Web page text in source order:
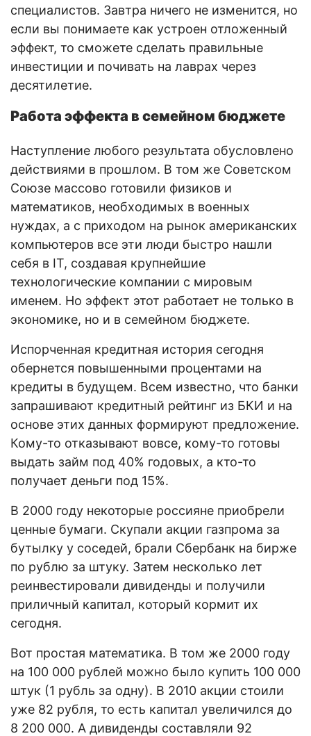
специалистов. Завтра ничего не изменится, но
если вы понимаете как устроен отложенный
эффект, то сможете сделать правильные
инвестиции и почивать на лаврах через
десятилетие.
Работа эффекта в семейном бюджете
Наступление любого результата обусловлено
действиями в прошлом. В том же Советском
Союзе массово готовили физиков и
математиков, необходимых в военных
нуждах, а с приходом на рынок американских
компьютеров все эти люди быстро нашли
себя в IT, создавая крупнейшие
технологические компании с мировым
именем. Но эффект этот работает не только в
экономике, но и в семейном бюджете.
Испорченная кредитная история сегодня
обернется повышенными процентами на
кредиты в будущем. Всем известно, что банки
запрашивают кредитный рейтинг из БКИ и на
основе этих данных формируют предложение.
Кому-то отказывают вовсе, кому-то готовы
выдать займ под 40% годовых, а кто-то
получает деньги под 15%.
В 2000 году некоторые россияне приобрели
ценные бумаги. Скупали акции газпрома за
бутылку у соседей, брали Сбербанк на бирже
по рублю за штуку. Затем несколько лет
реинвестировали дивиденды и получили
приличный капитал, который кормит их
сегодня.
Вот простая математика. В том же 2000 году
на 100 000 рублей можно было купить 100 000
штук (1 рубль за одну). В 2010 акции стоили
уже 82 рубля, то есть капитал увеличился до
8 200 000. А дивиденды составляли 92